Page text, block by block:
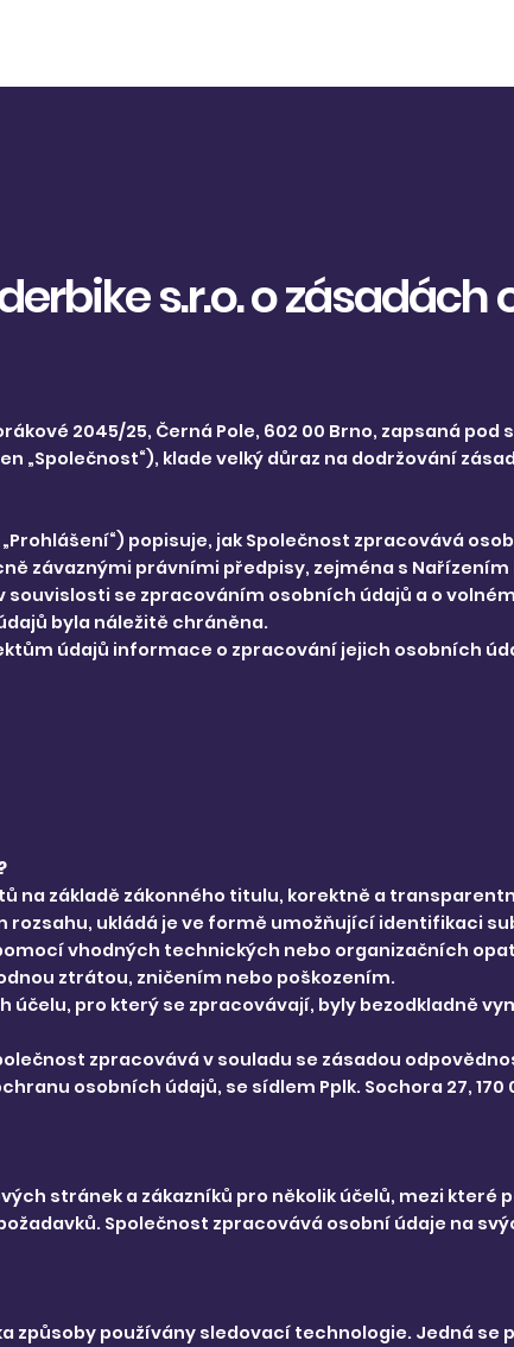
s.r.o. o zásadách
2045/25, Černá Pole, 602 00 Brno, zapsaná pod
„Společnost“), klade velký důraz na dodržování
popisuje, jak Společnost zpracovává
závaznými právními předpisy, zejména s
souvislosti se zpracováním osobních údajů a o
byla náležitě chráněna.
údajů informace o zpracování jejich osobních
na základě zákonného titulu, korektně a
ukládá je ve formě umožňující identifikaci
vhodných technických nebo organizačních
ztrátou, zničením nebo poškozením.
pro který se zpracovávají, byly bezodkladně
zpracovává v souladu se zásadou
osobních údajů, se sídlem Pplk. Sochora 27, 170
stránek a zákazníků pro několik účelů, mezi které
Společnost zpracovává osobní údaje na
způsoby používány sledovací technologie. Jedná se